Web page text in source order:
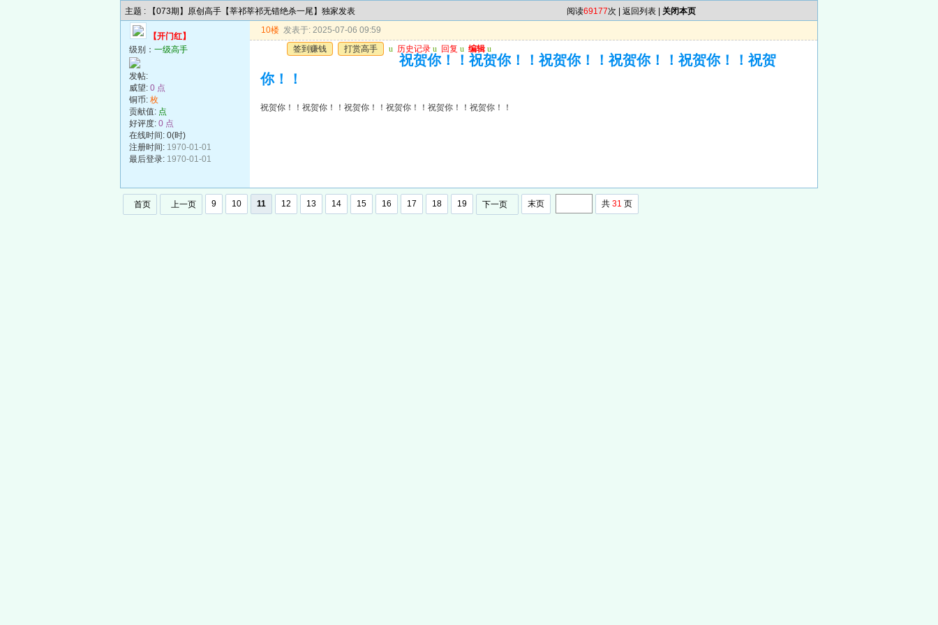
主题 : 【073期】原创高手【莘祁莘祁无错绝杀一尾】独家发表 阅读69177次 | 返回列表 关闭本页
【开门红】
级别： 一级高手
发帖:
威望: 0 点
铜币: 枚
贡献值: 点
好评度: 0 点
在线时间: 0(时)
注册时间: 1970-01-01
最后登录: 1970-01-01
10楼 发表于: 2025-07-06 09:59
签到赚钱
打赏高手 u 历史记录 u 回复 u 编辑 u
祝贺你！！祝贺你！！祝贺你！！祝贺你！！祝贺你！！祝贺
你！！
祝贺你！！祝贺你！！祝贺你！！祝贺你！！祝贺你！！祝贺你！！
首页 上一页 9 10 11 12 13 14 15 16 17 18 19 下一页 末页 共 31 页